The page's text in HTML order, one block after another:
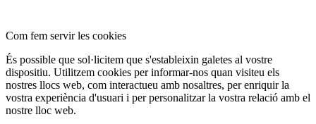
Com fem servir les cookies
És possible que sol·licitem que s'estableixin galetes al vostre
dispositiu. Utilitzem cookies per informar-nos quan visiteu els
nostres llocs web, com interactueu amb nosaltres, per enriquir la
vostra experiència d'usuari i per personalitzar la vostra relació amb el
nostre lloc web.